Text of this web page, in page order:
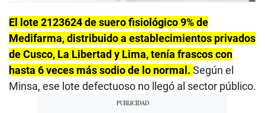
El lote 2123624 de suero fisiológico 9% de
Medifarma, distribuido a establecimientos privados
de Cusco, La Libertad y Lima, tenía frascos con
hasta 6 veces más sodio de lo normal. Según el
Minsa, ese lote defectuoso no llegó al sector público.